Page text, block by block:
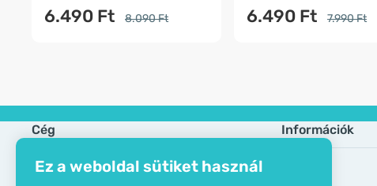
Ez a weboldal sütiket használ
6.490 Ft 8.090 Ft 6.490 Ft 7.990 Ft
Cég
Öko tanusítvány
Információk